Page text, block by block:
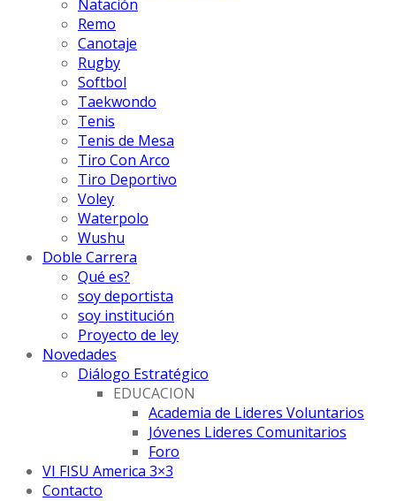
Natación
Remo
Canotaje
Rugby
Softbol
Taekwondo
Tenis
Tenis de Mesa
Tiro Con Arco
Tiro Deportivo
Voley
Waterpolo
Wushu
Doble Carrera
Qué es?
soy deportista
soy institución
Proyecto de ley
Novedades
Diálogo Estratégico
EDUCACION
Academia de Lideres Voluntarios
Jóvenes Lideres Comunitarios
Foro
VI FISU America 3×3
Contacto